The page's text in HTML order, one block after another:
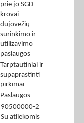
prie jo SGD
krovai
dujovežių
surinkimo ir
utilizavimo
paslaugos
Tarptautiniai ir
supaprastinti
pirkimai
Paslaugos
90500000-2
Su atliekomis